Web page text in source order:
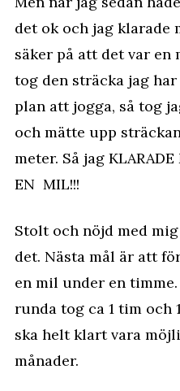
det ok och jag klarade
säker på att det var en
tog den sträcka jag
plan att jogga, så tog
och mätte upp
meter. Så jag
EN MIL!!!
Stolt och nöjd med
det. Nästa mål är att
en mil under en
runda tog ca 1 tim och
ska helt klart vara
månader.